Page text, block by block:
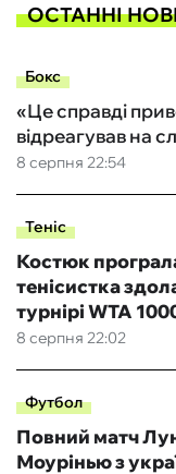
ОСТАННІ
Бокс
8 серпня 22:54
«Це справді
відреагував на
Теніс
8 серпня 22:02
Костюк
тенісистка
турнірі WTA
Футбол
Повний матч
Моурінью з